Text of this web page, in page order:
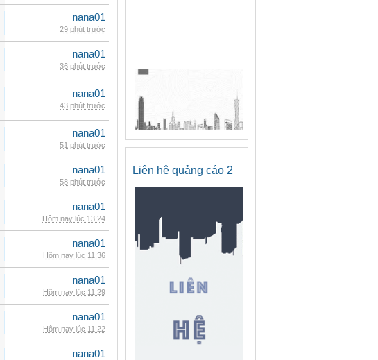
nana01
29 phút trước
nana01
36 phút trước
nana01
43 phút trước
nana01
51 phút trước
nana01
58 phút trước
nana01
Hôm nay lúc 13:24
nana01
Hôm nay lúc 11:36
nana01
Hôm nay lúc 11:29
nana01
Hôm nay lúc 11:22
nana01
Liên hệ quảng cáo 2